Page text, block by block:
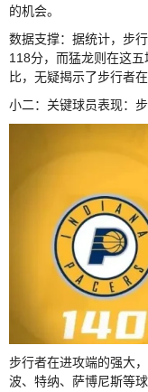
的机会。
数据支撑：据统计，步
118分，而猛龙则在这
比，无疑揭示了步行者
小二：关键球员表现：
步行者在进攻端的强大
波、特纳、萨博尼斯等